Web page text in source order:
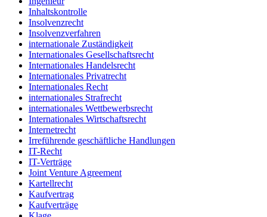
Inhaltskontrolle
Insolvenzrecht
Insolvenzverfahren
internationale Zuständigkeit
Internationales Gesellschaftsrecht
Internationales Handelsrecht
Internationales Privatrecht
Internationales Recht
internationales Strafrecht
internationales Wettbewerbsrecht
Internationales Wirtschaftsrecht
Internetrecht
Irreführende geschäftliche Handlungen
IT-Recht
IT-Verträge
Joint Venture Agreement
Kartellrecht
Kaufvertrag
Kaufverträge